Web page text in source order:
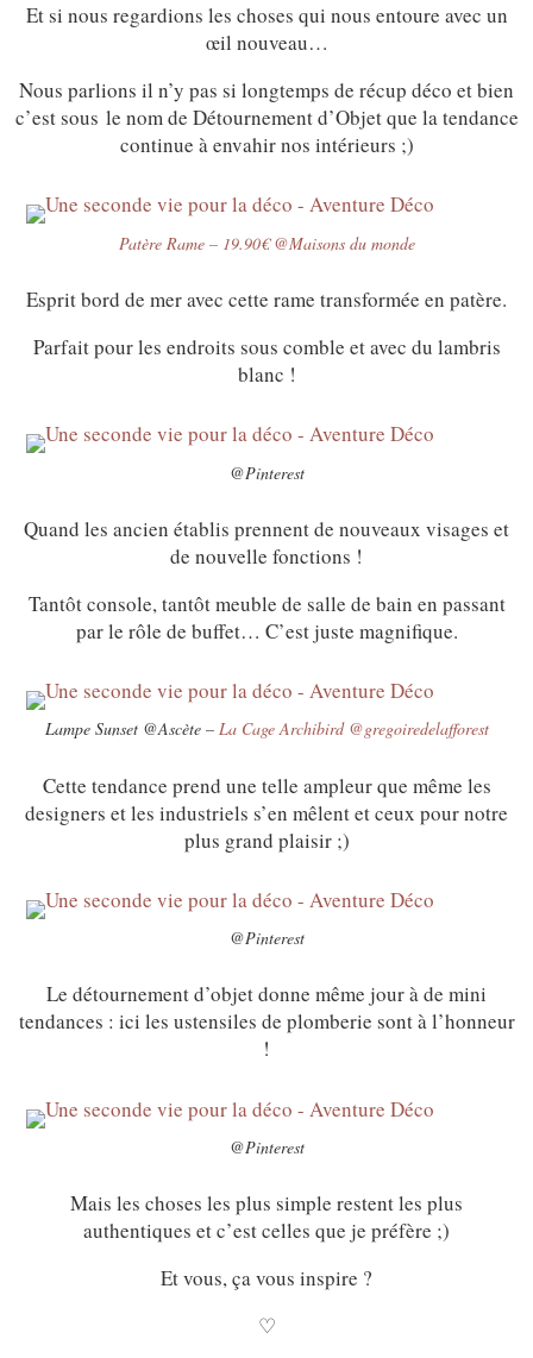
Et si nous regardions les choses qui nous entoure avec un
œil nouveau…
Nous parlions il n’y pas si longtemps de récup déco et bien
c’est sous le nom de Détournement d’Objet que la tendance
continue à envahir nos intérieurs ;)
Patère Rame – 19.90€ @Maisons du monde
Esprit bord de mer avec cette rame transformée en patère.
Parfait pour les endroits sous comble et avec du lambris
blanc !
@Pinterest
Quand les ancien établis prennent de nouveaux visages et
de nouvelle fonctions !
Tantôt console, tantôt meuble de salle de bain en passant
par le rôle de buffet… C’est juste magnifique.
Lampe Sunset @Ascète – La Cage Archibird @gregoiredelafforest
Cette tendance prend une telle ampleur que même les
designers et les industriels s’en mêlent et ceux pour notre
plus grand plaisir ;)
@Pinterest
Le détournement d’objet donne même jour à de mini
tendances : ici les ustensiles de plomberie sont à l’honneur
!
@Pinterest
Mais les choses les plus simple restent les plus
authentiques et c’est celles que je préfère ;)
Et vous, ça vous inspire ?
♡